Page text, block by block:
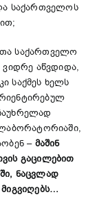
საქართველოს
საქართველო
ვიდრე აწვდიდა,
საქმეს ხელს
– მაშინ
გაცილებით
, ნაცვლად